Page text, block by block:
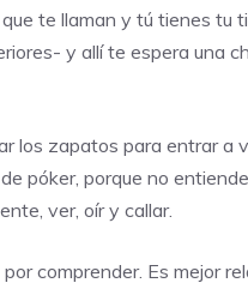
te llaman y tú tienes tu
y allí te espera una
los zapatos para entrar a
póker, porque no
ver, oír y callar.
comprender. Es mejor